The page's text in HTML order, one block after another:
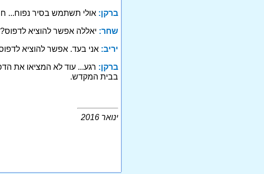
ברקן: אולי תשתמש בסיר נפוח...
שחר: יאללה אפשר להוציא לדפוס?
יריב: אני בעד. אפשר להוציא
ברקן: רגע... עוד לא המציאו את
בבית המקדש.
ינואר 2016